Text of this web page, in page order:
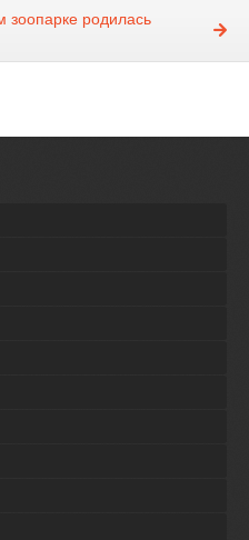
зоопарке родилась